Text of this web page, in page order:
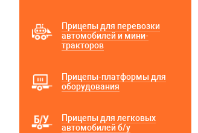
Прицепы для перевозки
автомобилей и мини-
тракторов
Прицепы-платформы для
оборудования
Прицепы для легковых
автомобилей б/у